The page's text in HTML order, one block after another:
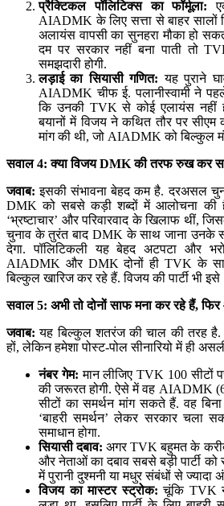
प्रैक्टिकल पॉलिटिक्स का फॉर्मूला:
AIADMK के लिए सत्ता से बाहर सालों
अलायंस वापसी का सुनहरा मौका हो
दम पर सरकार नहीं बना पाती तो
समझदारी होगी.
लड़ाई का सियासी गणित: यह पुराने
AIADMK चीफ ई. पलानीस्वामी ने
कि उनकी TVK से कोई एलायंस नहीं
बयानों में विजय ने कथित तौर पर सीएम
मांग की थी, जो AIADMK को बिल्कुल
सवाल 4: क्या विजय DMK की तरफ रुख कर
जवाब: इसकी संभावना बेहद कम है. दरअसल
DMK को सबसे कड़ी शब्दों में आलोचना की
‘भ्रष्टाचार’ और परिवारवाद के खिलाफ थीं,
चुनाव के तुरंत बाद DMK के साथ जाना उनके
देगा. पॉलिटिकली यह बेहद अटपटा और
AIADMK और DMK दोनों ही TVK के
बिल्कुल खारिज कर रहे हैं. विजय की पार्टी भी इसे
सवाल 5: अभी तो दोनों साफ मना कर रहे हैं,
जवाब: यह बिल्कुल शतरंज की चाल की तरह
हों, लेकिन हमेशा पोस्ट-पोल सीनारियो में ही
नंबर गेम: मान लीजिए TVK 100 सीटों
की जरूरत होगी. ऐसे में वह AIADMK
सीटों का समर्थन मांग सकते हैं. वह
‘बाहरी समर्थन’ लेकर सरकार चला
समाधान होगा.
सियासी दबाव: अगर TVK बहुमत के
और नेताओं का दबाव सबसे बड़ी पार्टी को
में पुरानी दुश्मनी या मधुर संबंधों से ज्यादा
विजय का मास्टर स्ट्रोक: चूंकि TVK